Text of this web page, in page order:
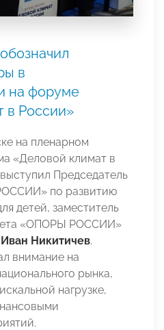
в
на форуме
в России»
на пленарном
«Деловой климат в
Председатель
по развитию
детей, заместитель
«ОПОРЫ РОССИИ»
Иван Никитичев.
внимание на
рынка,
нагрузке,